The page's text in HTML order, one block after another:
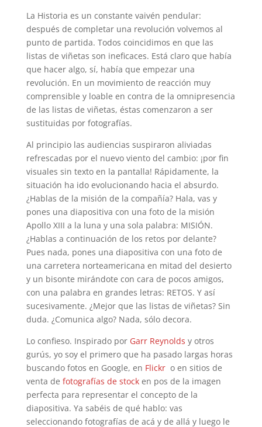
La Historia es un constante vaivén pendular:
después de completar una revolución volvemos al
punto de partida. Todos coincidimos en que las
listas de viñetas son ineficaces. Está claro que había
que hacer algo, sí, había que empezar una
revolución. En un movimiento de reacción muy
comprensible y loable en contra de la omnipresencia
de las listas de viñetas, éstas comenzaron a ser
sustituidas por fotografías.
Al principio las audiencias suspiraron aliviadas
refrescadas por el nuevo viento del cambio: ¡por fin
visuales sin texto en la pantalla! Rápidamente, la
situación ha ido evolucionando hacia el absurdo.
¿Hablas de la misión de la compañía? Hala, vas y
pones una diapositiva con una foto de la misión
Apollo XIII a la luna y una sola palabra: MISIÓN.
¿Hablas a continuación de los retos por delante?
Pues nada, pones una diapositiva con una foto de
una carretera norteamericana en mitad del desierto
y un bisonte mirándote con cara de pocos amigos,
con una palabra en grandes letras: RETOS. Y así
sucesivamente. ¿Mejor que las listas de viñetas? Sin
duda. ¿Comunica algo? Nada, sólo decora.
Lo confieso. Inspirado por Garr Reynolds y otros
gurús, yo soy el primero que ha pasado largas horas
buscando fotos en Google, en Flickro en sitios de
venta de fotografías de stocken pos de la imagen
perfecta para representar el concepto de la
diapositiva. Ya sabéis de qué hablo: vas
seleccionando fotografías de acá y de allá y luego le